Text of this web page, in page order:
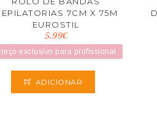
7CM X 75M
EUROSTIL
5.99€
exclusivo para profissional
ADICIONAR